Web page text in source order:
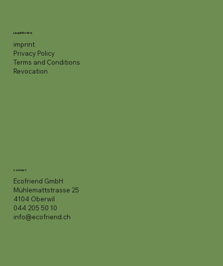
Legal Notice
imprint
Privacy Policy
Terms and Conditions
Revocation
contact
Ecofriend GmbH
Mühlemattstrasse 25
4104 Oberwil
044 205 50 10
info@ecofriend.ch